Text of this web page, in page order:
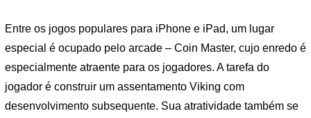
Entre os jogos populares para iPhone e iPad, um lugar
especial é ocupado pelo arcade – Coin Master, cujo enredo é
especialmente atraente para os jogadores. A tarefa do
jogador é construir um assentamento Viking com
desenvolvimento subsequente. Sua atratividade também se